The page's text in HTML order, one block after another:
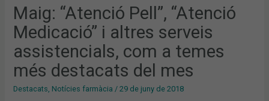
Maig: “Atenció Pell”, “Atenció
Medicació” i altres serveis
assistencials, com a temes
més destacats del mes
Destacats, Notícies farmàcia /29 de juny de 2018
ASSISTENCIALS,
COM
A
TEMES
MÉS
DESTACATS
DEL
MES